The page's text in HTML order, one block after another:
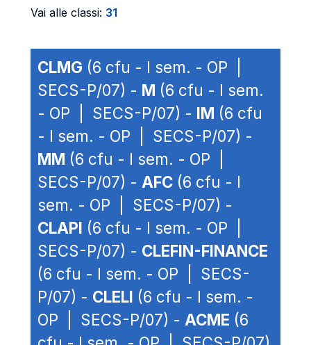
Vai alle classi: 31
CLMG (6 cfu - I sem. - OP |
SECS-P/07) - M (6 cfu - I sem.
- OP | SECS-P/07) - IM (6 cfu
- I sem. - OP | SECS-P/07) -
MM (6 cfu - I sem. - OP |
SECS-P/07) - AFC (6 cfu - I
sem. - OP | SECS-P/07) -
CLAPI (6 cfu - I sem. - OP |
SECS-P/07) - CLEFIN-FINANCE
(6 cfu - I sem. - OP | SECS-
P/07) - CLELI (6 cfu - I sem. -
OP | SECS-P/07) - ACME (6